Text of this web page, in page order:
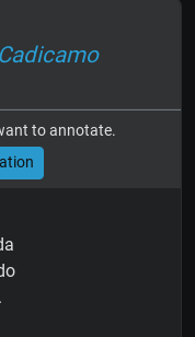
to annotate.